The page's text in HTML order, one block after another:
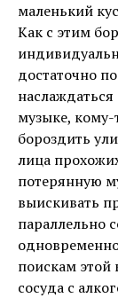
маленький
Как с этим
достаточно
музыке, кому-
бороздить
лица
потерянную
выискивать
параллельно
поискам этой
сосуда с